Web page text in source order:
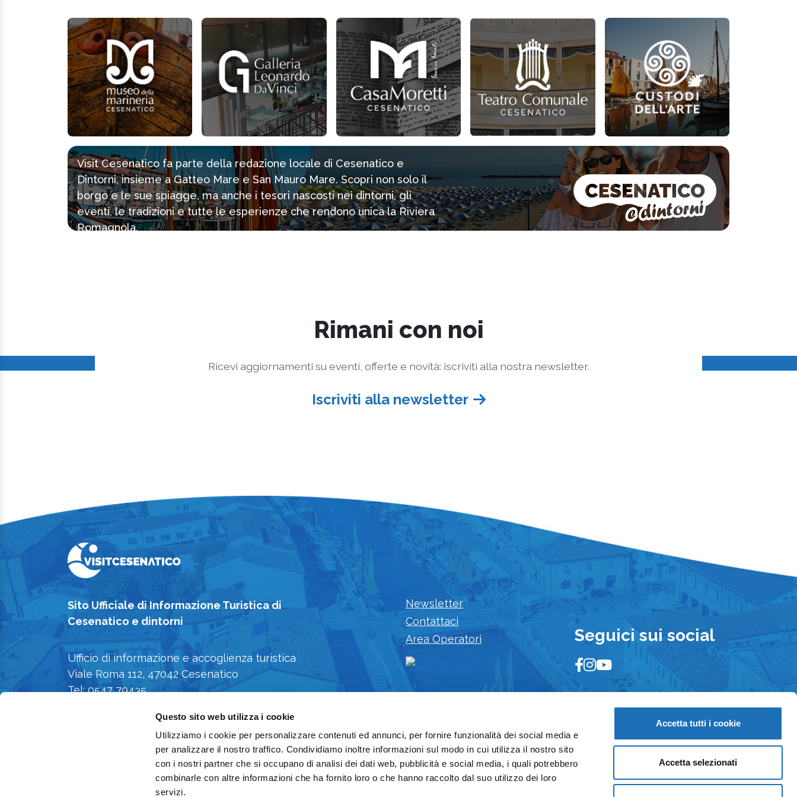
Questo sito web utilizza i cookie
Utilizziamo i cookie per personalizzare contenuti ed annunci, per fornire funzionalità dei social media e
per analizzare il nostro traffico. Condividiamo inoltre informazioni sul modo in cui utilizza il nostro sito
con i nostri partner che si occupano di analisi dei dati web, pubblicità e social media, i quali potrebbero
combinarle con altre informazioni che ha fornito loro o che hanno raccolto dal suo utilizzo dei loro
servizi.
Accetta tutti i cookie
Accetta selezionati
Visit Cesenatico fa parte della redazione locale di Cesenatico e
Dintorni, insieme a Gatteo Mare e San Mauro Mare. Scopri non solo il
borgo e le sue spiagge, ma anche i tesori nascosti nei dintorni, gli
eventi, le tradizioni e tutte le esperienze che rendono unica la Riviera
Romagnola.
Rimani con noi
Ricevi aggiornamenti su eventi, offerte e novità: iscriviti alla nostra newsletter.
Iscriviti alla newsletter
Sito Ufficiale di Informazione Turistica di
Cesenatico e dintorni
Ufficio di informazione e accoglienza turistica
Viale Roma 112, 47042 Cesenatico
Tel: 0547 79435
Cookie Policy
Newsletter
Contattaci
Area Operatori
Seguici sui social